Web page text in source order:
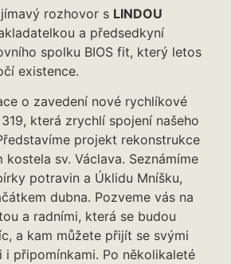
rozhovor s LINDOU
a předsedkyní
spolku BIOS fit, který letos
existence.
o zavedení nové rychlíkové
která zrychlí spojení našeho
projekt rekonstrukce
sv. Václava. Seznámíme
potravin a Úklidu Mníšku,
dubna. Pozveme vás na
a radními, která se budou
a kam můžete přijít se svými
i připomínkami. Po několikaleté